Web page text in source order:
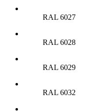
RAL 6027
RAL 6028
RAL 6029
RAL 6032